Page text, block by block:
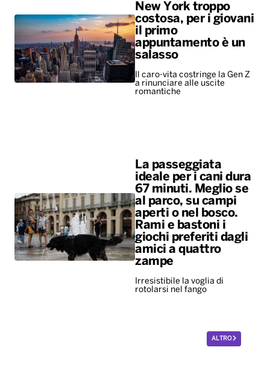
New York troppo
costosa, per i giovani
il primo
appuntamento è un
salasso
Il caro-vita costringe la Gen Z
a rinunciare alle uscite
romantiche
La passeggiata
ideale per i cani dura
67 minuti. Meglio se
al parco, su campi
aperti o nel bosco.
Rami e bastoni i
giochi preferiti dagli
amici a quattro
zampe
Irresistibile la voglia di
rotolarsi nel fango
ALTRO